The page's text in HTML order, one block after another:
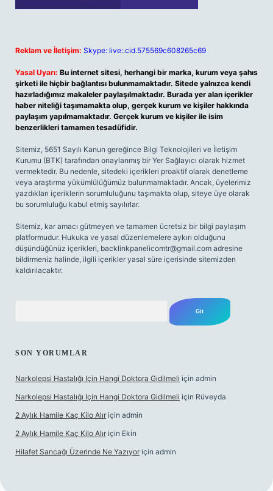
Reklam ve İletişim: Skype: live:.cid.575569c608265c69
Yasal Uyarı: Bu internet sitesi, herhangi bir marka, kurum veya şahıs
şirketi ile hiçbir bağlantısı bulunmamaktadır. Sitede yalnızca kendi
hazırladığımız makaleler paylaşılmaktadır. Burada yer alan içerikler
haber niteliği taşımamakta olup, gerçek kurum ve kişiler hakkında
paylaşım yapılmamaktadır. Gerçek kurum ve kişiler ile isim
benzerlikleri tamamen tesadüfidir.
Sitemiz, 5651 Sayılı Kanun gereğince Bilgi Teknolojileri ve İletişim
Kurumu (BTK) tarafından onaylanmış bir Yer Sağlayıcı olarak hizmet
vermektedir. Bu nedenle, sitedeki içerikleri proaktif olarak denetleme
veya araştırma yükümlülüğümüz bulunmamaktadır. Ancak, üyelerimiz
yazdıkları içeriklerin sorumluluğunu taşımakta olup, siteye üye olarak
bu sorumluluğu kabul etmiş sayılırlar.
Sitemiz, kar amacı gütmeyen ve tamamen ücretsiz bir bilgi paylaşım
platformudur. Hukuka ve yasal düzenlemelere aykırı olduğunu
düşündüğünüz içerikleri, backlinkpanelicomtr@gmail.com adresine
bildirmeniz halinde, ilgili içerikler yasal süre içerisinde sitemizden
kaldırılacaktır.
SON YORUMLAR
Narkolepsi Hastalığı Için Hangi Doktora Gidilmeli için admin
Narkolepsi Hastalığı Için Hangi Doktora Gidilmeli için Rüveyda
2 Aylık Hamile Kaç Kilo Alır için admin
2 Aylık Hamile Kaç Kilo Alır için Ekin
Hilafet Sancağı Üzerinde Ne Yazıyor için admin